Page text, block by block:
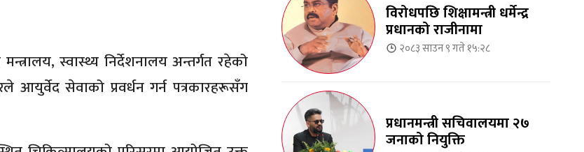
स्वास्थ्य निर्देशनालय अन्तर्गत रहेको
सेवाको प्रवर्धन गर्न पत्रकारहरूसँग
विरोधपछि शिक्षामन्त्री धर्मेन्द्र
प्रधानको राजीनामा
२०८३ साउन ९ गते १५:२८
प्रधानमन्त्री सचिवालयमा २७
जनाको नियुक्ति